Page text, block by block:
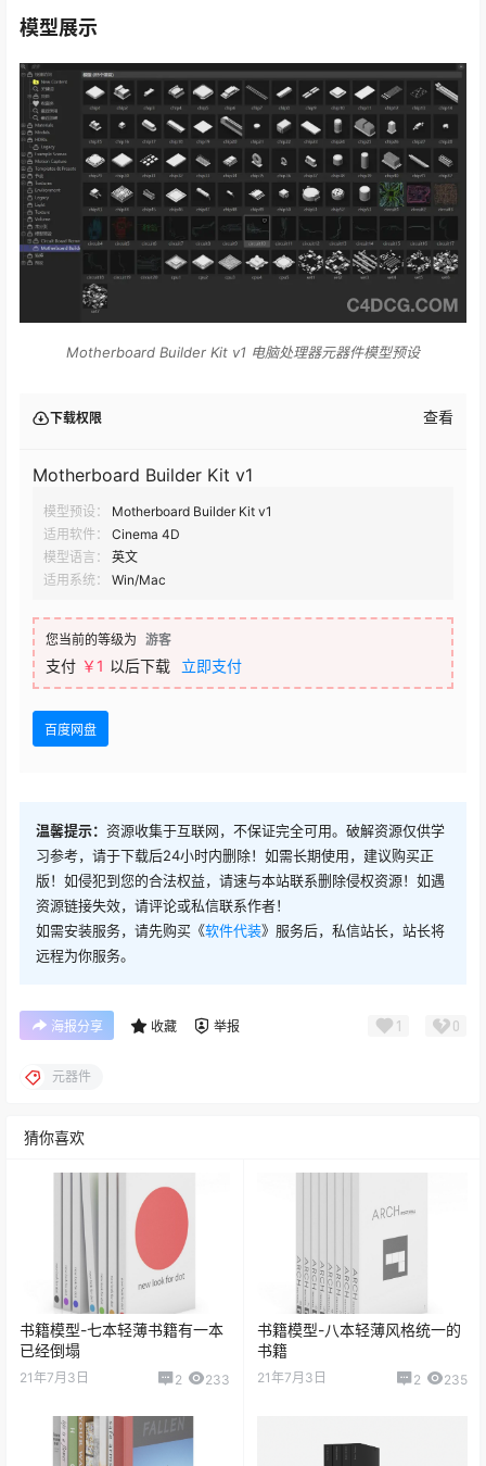
模型展示
Motherboard Builder Kit v1 电脑处理器元器件模型预设
下载权限 查看
Motherboard Builder Kit v1
模型预设：
Motherboard Builder Kit v1
适用软件：
Cinema 4D
模型语言：
英文
适用系统：
Win/Mac
您当前的等级为 游客
支付 ￥1 以后下载 立即支付
百度网盘
温馨提示： 资源收集于互联网，不保证完全可用。破解资源仅供学
习参考，请于下载后24小时内删除！如需长期使用，建议购买正
版！如侵犯到您的合法权益，请速与本站联系删除侵权资源！如遇
资源链接失效，请评论或私信联系作者！
如需安装服务，请先购买《软件代装》服务后，私信站长，站长将
远程为你服务。
海报分享 收藏 举报 1 0
元器件
猜你喜欢
书籍模型-七本轻薄书籍有一本
已经倒塌
21年7月3日 2 233
书籍模型-八本轻薄风格统一的
书籍
21年7月3日 2 235